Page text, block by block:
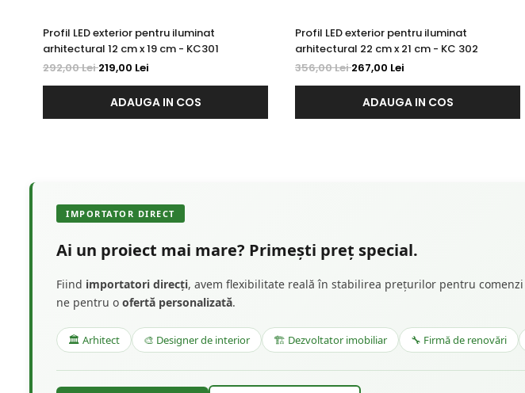
Profil LED exterior pentru iluminat
arhitectural 12 cm x 19 cm - KC301
292,00 Lei219,00 Lei
ADAUGA IN COS
Profil LED exterior pentru iluminat
arhitectural 22 cm x 21 cm - KC 302
356,00 Lei267,00 Lei
ADAUGA IN COS
IMPORTATOR DIRECT
Ai un proiect mai mare? Primești preț special.
Fiind importatori direcți, avem flexibilitate reală în stabilirea prețurilor pentru
ne pentru o ofertă personalizată.
🏛️ Arhitect 🎨 Designer de interior 🏗️ Dezvoltator imobiliar 🔧 Firmă de renovări